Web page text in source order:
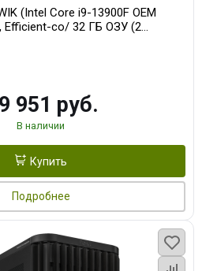
(Intel Core i9-13900F OEM
Efficient-co/ 32 ГБ ОЗУ (2
AERO OC 16GB GDDR7
951 руб.
В наличии
Купить
Подробнее